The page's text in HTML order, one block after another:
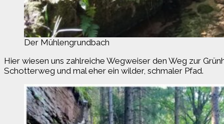
Der Mühlengrundbach
Hier wiesen uns zahlreiche Wegweiser den Weg zur
Schotterweg und mal eher ein wilder, schmaler Pfad.